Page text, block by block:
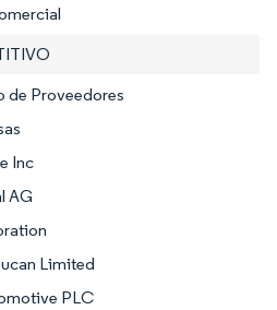
de Proveedores
Inc
AG
Limited
PLC